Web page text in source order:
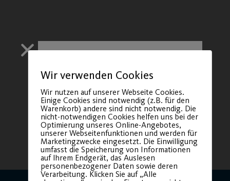
Wir verwenden Cookies
Wir nutzen auf unserer Webseite Cookies.
Einige Cookies sind notwendig (z.B. für den
Warenkorb) andere sind nicht notwendig. Die
nicht-notwendigen Cookies helfen uns bei der
Optimierung unseres Online-Angebotes,
unserer Webseitenfunktionen und werden für
Marketingzwecke eingesetzt. Die Einwilligung
umfasst die Speicherung von Informationen
auf Ihrem Endgerät, das Auslesen
personenbezogener Daten sowie deren
Verarbeitung. Klicken Sie auf „Alle
Sichere dir